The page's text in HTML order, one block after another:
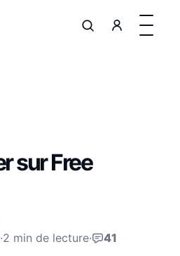
sur Free
·2 min de lecture· 41